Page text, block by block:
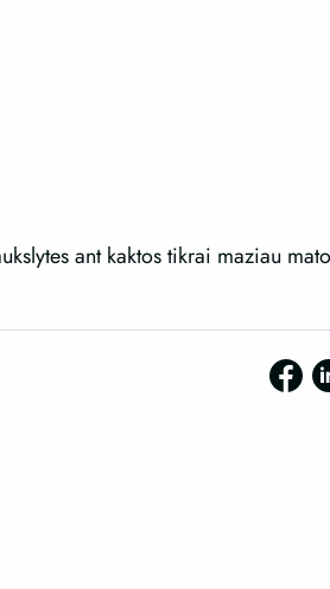
ant kaktos tikrai maziau